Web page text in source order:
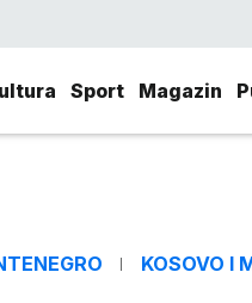
Sport Magazin
KOSOVO I